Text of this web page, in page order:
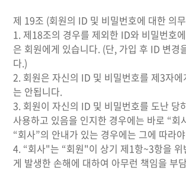
제 19조 (회원의 ID 및 비밀번호에 대한 의
1. 제18조의 경우를 제외한 ID와 비밀번호
은 회원에게 있습니다. (단, 가입 후 ID 변경
다.)
2. 회원은 자신의 ID 및 비밀번호를 제3자에
는 안됩니다.
3. 회원이 자신의 ID 및 비밀번호를 도난 당
사용하고 있음을 인지한 경우에는 바로 “회
“회사”의 안내가 있는 경우에는 그에 따라
4. “회사"는 “회원"이 상기 제1항~3항을
게 발생한 손해에 대하여 아무런 책임을 부